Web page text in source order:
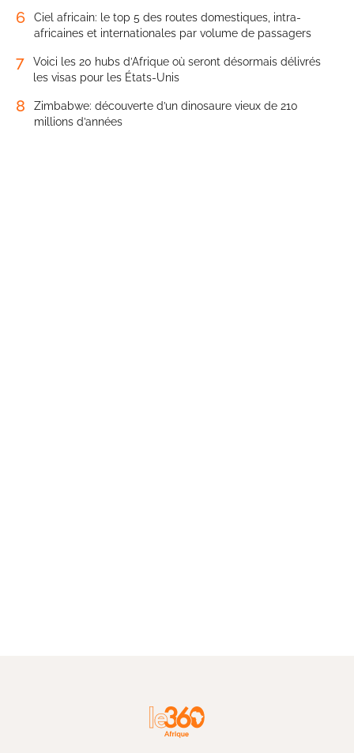
6
Ciel africain: le top 5 des routes domestiques, intra-
africaines et internationales par volume de passagers
7
Voici les 20 hubs d’Afrique où seront désormais délivrés
les visas pour les États-Unis
8
Zimbabwe: découverte d’un dinosaure vieux de 210
millions d’années